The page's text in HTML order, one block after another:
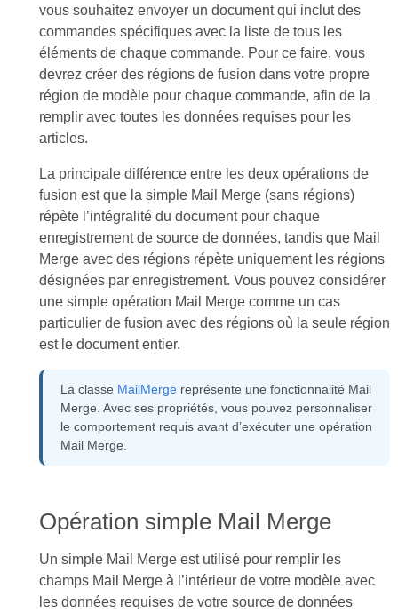
vous souhaitez envoyer un document qui inclut des
commandes spécifiques avec la liste de tous les
éléments de chaque commande. Pour ce faire, vous
devrez créer des régions de fusion dans votre propre
région de modèle pour chaque commande, afin de la
remplir avec toutes les données requises pour les
articles.
La principale différence entre les deux opérations de
fusion est que la simple Mail Merge (sans régions)
répète l’intégralité du document pour chaque
enregistrement de source de données, tandis que Mail
Merge avec des régions répète uniquement les régions
désignées par enregistrement. Vous pouvez considérer
une simple opération Mail Merge comme un cas
particulier de fusion avec des régions où la seule région
est le document entier.
La classe MailMerge représente une fonctionnalité Mail
Merge. Avec ses propriétés, vous pouvez personnaliser
le comportement requis avant d’exécuter une opération
Mail Merge.
Opération simple Mail Merge
Un simple Mail Merge est utilisé pour remplir les
champs Mail Merge à l’intérieur de votre modèle avec
les données requises de votre source de données